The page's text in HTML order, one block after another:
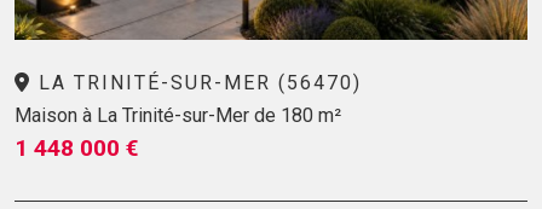
LA TRINITÉ-SUR-MER (56470)
Maison à La Trinité-sur-Mer de 180 m²
1 448 000 €